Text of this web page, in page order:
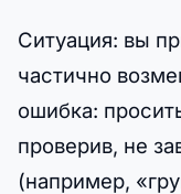
Ситуация: вы
частично
ошибка:
проверив, не
(например,